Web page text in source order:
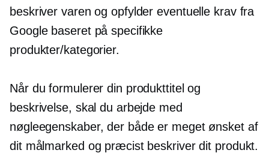
beskriver varen og opfylder eventuelle krav fra
Google baseret på specifikke
produkter/kategorier.
Når du formulerer din produkttitel og
beskrivelse, skal du arbejde med
nøgleegenskaber, der både er meget ønsket af
dit målmarked og præcist beskriver dit produkt.